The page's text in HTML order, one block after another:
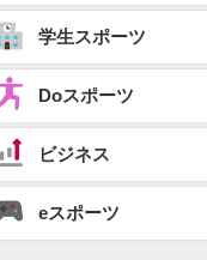
学生スポーツ
Doスポーツ
ビジネス
eスポーツ